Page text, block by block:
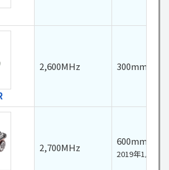
2,600MHz 300mm以内
2,700MHz
600mm以内
2019年1月に